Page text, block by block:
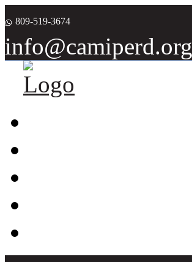
809-519-3674
info@camiperd.org